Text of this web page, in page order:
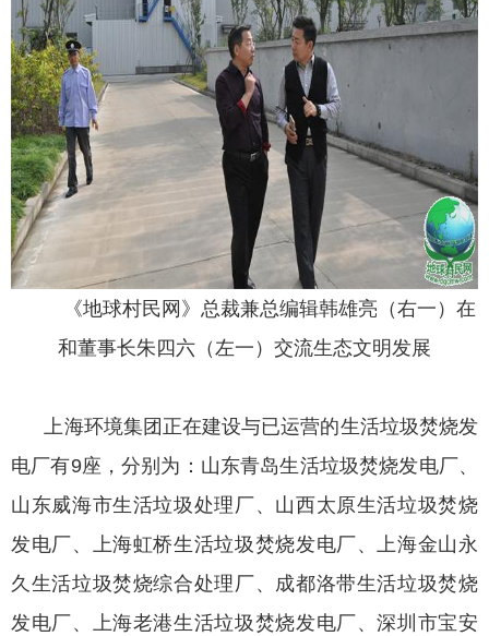
《地球村民网》总裁兼总编辑韩雄亮（右一）在
和董事长朱四六（左一）交流生态文明发展
上海环境集团正在建设与已运营的生活垃圾焚烧发
电厂有9座，分别为：山东青岛生活垃圾焚烧发电厂、
山东威海市生活垃圾处理厂、山西太原生活垃圾焚烧
发电厂、上海虹桥生活垃圾焚烧发电厂、上海金山永
久生活垃圾焚烧综合处理厂、成都洛带生活垃圾焚烧
发电厂、上海老港生活垃圾焚烧发电厂、深圳市宝安